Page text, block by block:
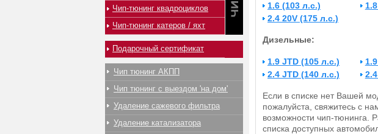
1.6 (103 л.с.)
2.4 20V (175 л.с.)
Дизельные:
1.9 JTD (105 л.с.)
2.4 JTD (140 л.с.)
Если в списке нет Вашей
пожалуйста, свяжитесь с
возможности чип-тюнинга.
списка доступных
Чип-тюнинг квадроциклов
Чип-тюнинг катеров / яхт
Подарочный сертификат
Чип тюнинг АКПП
Чип тюнинг с выездом 'на дом'
Удаление сажевого фильтра
Удаление катализатора